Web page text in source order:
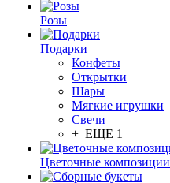
Розы
Подарки
Конфеты
Открытки
Шары
Мягкие игрушки
Свечи
+ ЕЩЕ 1
Цветочные композиции